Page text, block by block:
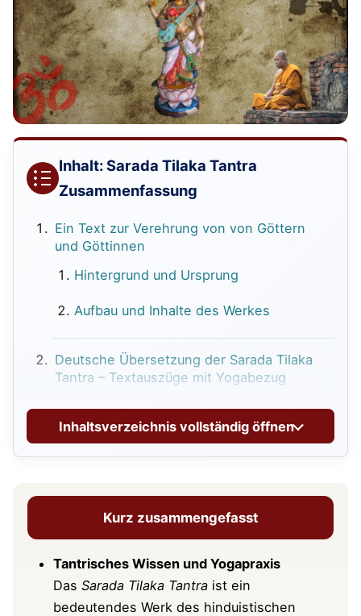
Inhalt: Sarada Tilaka Tantra
Zusammenfassung
Ein Text zur Verehrung von von Göttern
und Göttinnen
Hintergrund und Ursprung
Aufbau und Inhalte des Werkes
Deutsche Übersetzung der Sarada Tilaka
Tantra – Textauszüge mit Yogabezug
Kapitel 25 Vers 1a-3b. Drei Definitionen
von Yoga
Kapitel 25 Vers 23. Die gewaltsame
Entfernung der Sinne
Kapitel 25 Vers 24-25. Den prāṇa Atem
auf die Körperteile fixieren
Inhaltsverzeichnis vollständig öffnen
Kurz zusammengefasst
Tantrisches Wissen und Yogapraxis
DasSarada Tilaka Tantra ist ein
bedeutendes Werk des hinduistischen